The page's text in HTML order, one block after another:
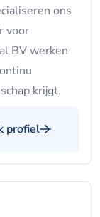
ons
voor
BV werken
krijgt.
profiel